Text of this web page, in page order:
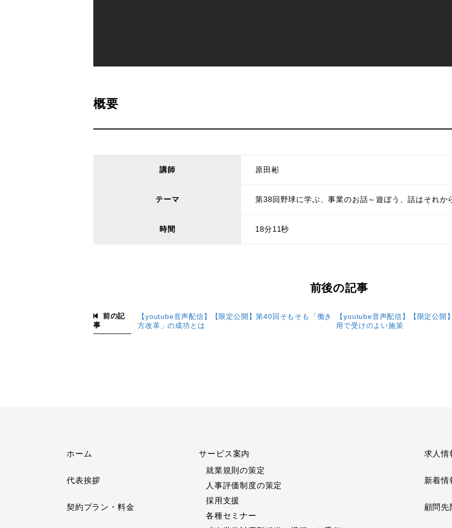
概要
講師 原田彬
テーマ 第38回野球に学ぶ、事業のお話～遊ぼう、話はそれか
時間 18分11秒
前後の記事
前の記
事
【youtube音声配信】【限定公開】第40回そもそも「働き
方改革」の成功とは
【youtube音声配信】【限定公開
用で受けのよい施策
ホーム
代表挨拶
契約プラン・料金
サービス案内
就業規則の策定
人事評価制度の策定
採用支援
各種セミナー
求人情
新着情
顧問先